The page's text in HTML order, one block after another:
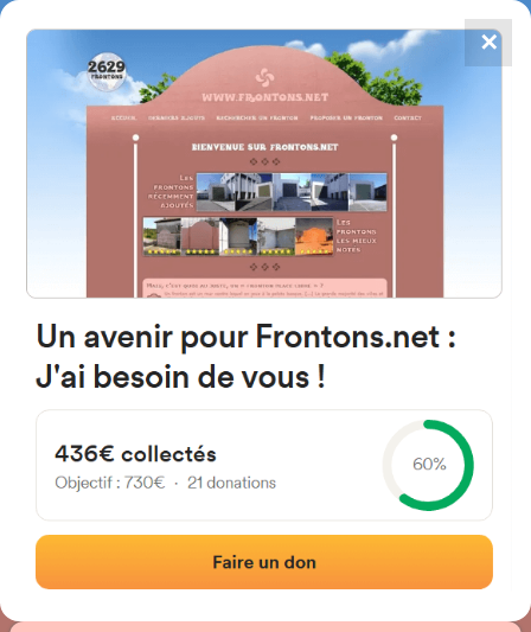
FRONTONS.NET
BUSCAR UN FRONTÓN
AÑADIR UN FRONTÓN
4784
frontones
20100 Errenteria, Gipuzkoa
Esnabide Kalea 68A España
Frontón de pared izquierda
Localización|Fotos|Comentarios y reseñas
✕